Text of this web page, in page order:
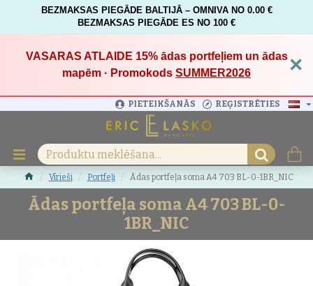
BEZMAKSAS PIEGĀDE BALTIJĀ – OMNIVA NO 0.00 €
BEZMAKSAS PIEGĀDE ES NO 100 €
VASARAS ATLAIDE 15%ādas portfeļiem un ādas
mapēm · Promokods SUMMER2026 ×
PIETEIKŠANĀS REĢISTRĒTIES
Vīrieši Portfeļi Ādas portfeļa soma A4 703 BL-0-1BR_NIC
Ādas portfeļa soma A4 703 BL-0-
1BR_NIC